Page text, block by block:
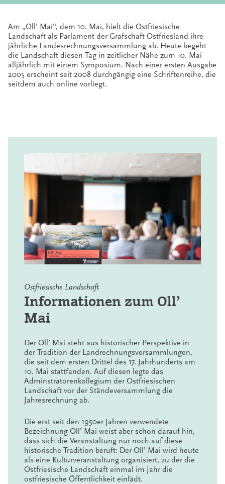
Am „Oll’ Mai“, dem 10. Mai, hielt die Ostfriesische
Landschaft als Parlament der Grafschaft Ostfriesland ihre
jährliche Landesrechnungsversammlung ab. Heute begeht
die Landschaft diesen Tag in zeitlicher Nähe zum 10. Mai
alljährlich mit einem Symposium. Nach einer ersten Ausgabe
2005 erscheint seit 2008 durchgängig eine Schriftenreihe, die
seitdem auch online vorliegt.
Ostfriesische Landschaft
Informationen zum Oll’
Mai
Der Oll’ Mai steht aus historischer Perspektive in
der Tradition der Landrechnungsversammlungen,
die seit dem ersten Drittel des 17. Jahrhunderts am
10. Mai stattfanden. Auf diesen legte das
Adminstratorenkollegium der Ostfriesischen
Landschaft vor der Ständeversammlung die
Jahresrechnung ab.
Die erst seit den 1950er Jahren verwendete
Bezeichnung Oll’ Mai weist aber schon darauf hin,
dass sich die Veranstaltung nur noch auf diese
historische Tradition beruft: Der Oll’ Mai wird heute
als eine Kulturveranstaltung organisiert, zu der die
Ostfriesische Landschaft einmal im Jahr die
ostfriesische Öffentlichkeit einlädt.